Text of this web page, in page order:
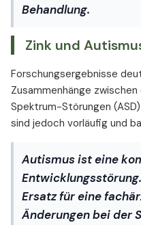
Behandlung.
Zink und
Forschungsergebnisse
Zusammenhänge
Spektrum-Störungen (ASD)
sind jedoch vorläufig und
Autismus ist eine
Ersatz für eine
Änderungen bei der